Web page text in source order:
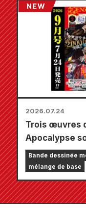
le pays à
vous pourrez
carte
types au
2026.07.24
Trois œuvres
Apocalypse
un seul
chapitres ! Le
septembre
Comic Zenon
le 24 juillet !
Bande dessinée
mélange de base